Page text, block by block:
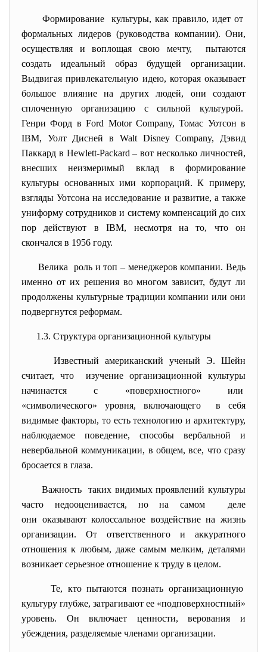
Формирование культуры, как правило, идет от
формальных лидеров (руководства компании). Они,
осуществляя и воплощая свою мечту, пытаются
создать идеальный образ будущей организации.
Выдвигая привлекательную идею, которая оказывает
большое влияние на других людей, они создают
сплоченную организацию с сильной культурой.
Генри Форд в Ford Motor Company, Томас Уотсон в
IBM, Уолт Дисней в Walt Disney Company, Дэвид
Паккард в Hewlett-Packard – вот несколько личностей,
внесших неизмеримый вклад в формирование
культуры основанных ими корпораций. К примеру,
взгляды Уотсона на исследование и развитие, а также
униформу сотрудников и систему компенсаций до сих
пор действуют в IBM, несмотря на то, что он
скончался в 1956 году.
Велика роль и топ – менеджеров компании. Ведь
именно от их решения во многом зависит, будут ли
продолжены культурные традиции компании или они
подвергнутся реформам.
1.3. Структура организационной культуры
Известный американский ученый Э. Шейн
считает, что изучение организационной культуры
начинается с «поверхностного» или
«символического» уровня, включающего в себя
видимые факторы, то есть технологию и архитектуру,
наблюдаемое поведение, способы вербальной и
невербальной коммуникации, в общем, все, что сразу
бросается в глаза.
Важность таких видимых проявлений культуры
часто недооценивается, но на самом деле
они оказывают колоссальное воздействие на жизнь
организации. От ответственного и аккуратного
отношения к любым, даже самым мелким, деталями
возникает серьезное отношение к труду в целом.
Те, кто пытаются познать организационную
культуру глубже, затрагивают ее «подповерхностный»
уровень. Он включает ценности, верования и
убеждения, разделяемые членами организации.